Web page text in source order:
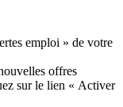
emploi » de votre
offres
sur le lien « Activer